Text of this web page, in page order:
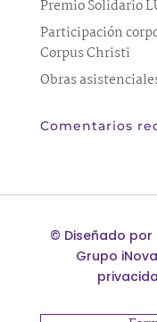
Premio Solidario
Participación
Corpus Christi
Obras
Comentarios
© Diseñado por
Grupo iNova